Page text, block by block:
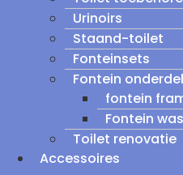
Urinoirs
Staand-toilet
Fonteinsets
Fontein
fontein
Fontein
Toilet renovatie
Accessoires